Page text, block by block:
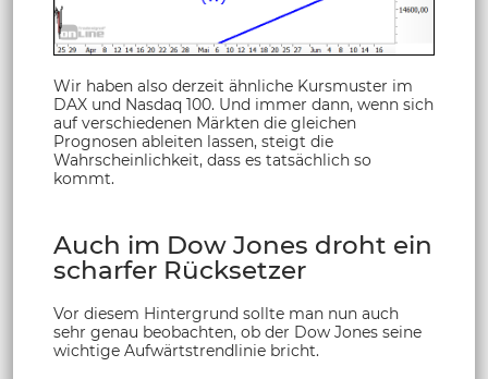
Wir haben also derzeit ähnliche Kursmuster im
DAX und Nasdaq 100. Und immer dann, wenn sich
auf verschiedenen Märkten die gleichen
Prognosen ableiten lassen, steigt die
Wahrscheinlichkeit, dass es tatsächlich so
kommt.
Auch im Dow Jones droht ein
scharfer Rücksetzer
Vor diesem Hintergrund sollte man nun auch
sehr genau beobachten, ob der Dow Jones seine
wichtige Aufwärtstrendlinie bricht.